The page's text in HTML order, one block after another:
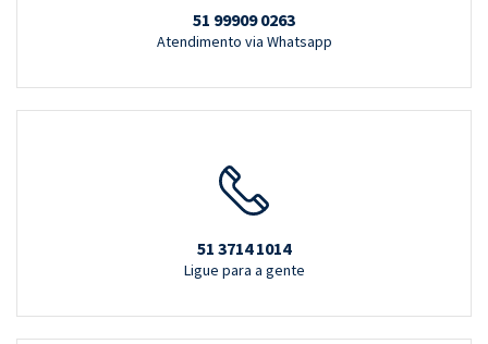
51 99909 0263
Atendimento via Whatsapp
51 3714 1014
Ligue para a gente